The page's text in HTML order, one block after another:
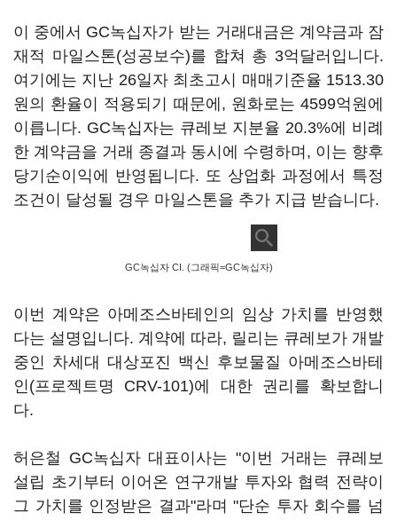
이 중에서 GC녹십자가 받는 거래대금은 계약금과 잠
재적 마일스톤(성공보수)를 합쳐 총 3억달러입니다.
여기에는 지난 26일자 최초고시 매매기준율 1513.30
원의 환율이 적용되기 때문에, 원화로는 4599억원에
이릅니다. GC녹십자는 큐레보 지분율 20.3%에 비례
한 계약금을 거래 종결과 동시에 수령하며, 이는 향후
당기순이익에 반영됩니다. 또 상업화 과정에서 특정
조건이 달성될 경우 마일스톤을 추가 지급 받습니다.
GC녹십자 CI. (그래픽=GC녹십자)
이번 계약은 아메조스바테인의 임상 가치를 반영했
다는 설명입니다. 계약에 따라, 릴리는 큐레보가 개발
중인 차세대 대상포진 백신 후보물질 아메조스바테
인(프로젝트명 CRV-101)에 대한 권리를 확보합니
다.
허은철 GC녹십자 대표이사는 "이번 거래는 큐레보
설립 초기부터 이어온 연구개발 투자와 협력 전략이
그 가치를 인정받은 결과"라며 "단순 투자 회수를 넘